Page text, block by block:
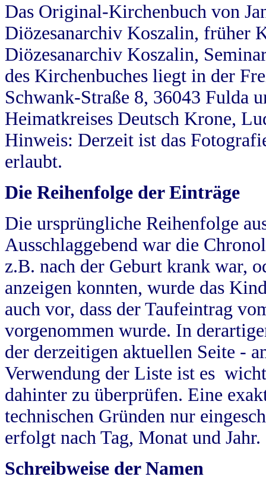
Das Original-Kirchenbuch von
Diözesanarchiv Koszalin, früher
Diözesanarchiv Koszalin,
des Kirchenbuches liegt in der
Schwank-Straße 8, 36043 Fulda
Heimatkreises Deutsch Krone,
Hinweis: Derzeit ist das
erlaubt.
Die Reihenfolge der Einträge
Die ursprüngliche Reihenfolge
Ausschlaggebend war die
z.B. nach der Geburt krank war,
anzeigen konnten, wurde das
auch vor, dass der Taufeintrag
vorgenommen wurde. In
der derzeitigen aktuellen Seite -
Verwendung der Liste ist es
dahinter zu überprüfen. Eine
technischen Gründen nur
erfolgt nach Tag, Monat und Jahr.
Schreibweise der Namen